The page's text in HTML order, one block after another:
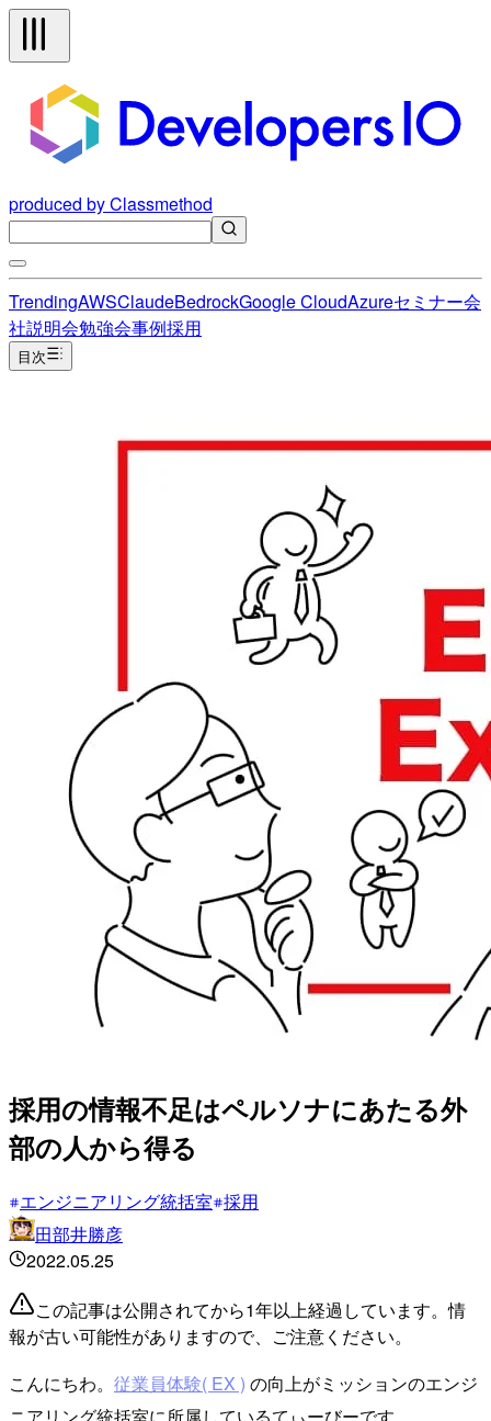
produced by Classmethod
TrendingAWSClaudeBedrockGoogle CloudAzureセミナー会
社説明会勉強会事例採用
目次
採用の情報不足はペルソナにあたる外
部の人から得る
エンジニアリング統括室 採用
田部井勝彦
2022.05.25
この記事は公開されてから1年以上経過しています。情
報が古い可能性がありますので、ご注意ください。
こんにちわ。 従業員体験( EX ) の向上がミッションのエンジ
ニアリング統括室に所属しているてぃーびーです。